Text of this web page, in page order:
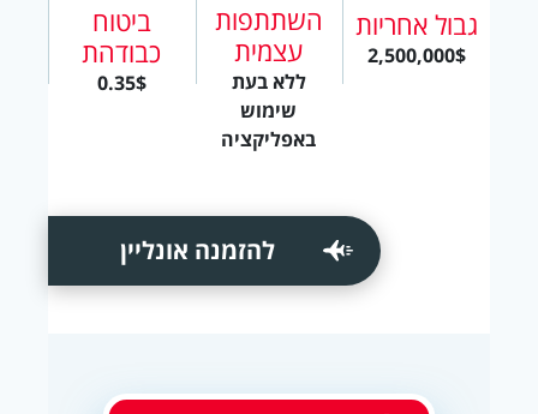
גבול אחריות
2,500,000$
השתתפות
עצמית
ללא בעת
שימוש
באפליקציה
ביטוח
כבודהת
0.35$
להזמנה אונליין